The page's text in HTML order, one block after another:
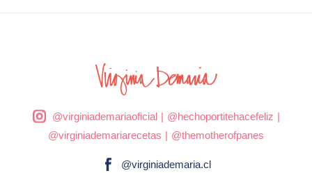
@virginiademariaoficial| @hechoportitehacefeliz |
@virginiademariarecetas | @themotherofpanes
@virginiademaria.cl